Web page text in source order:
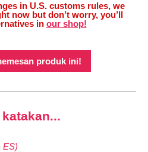
in U.S. customs rules, we
now but don’t worry, you’ll
in our shop!
produk ini!
ES)